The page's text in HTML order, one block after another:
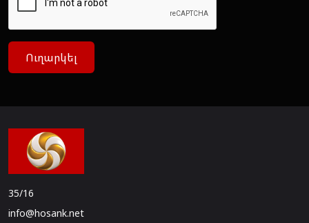
Ուղարկել
35/16
info@hosank.net